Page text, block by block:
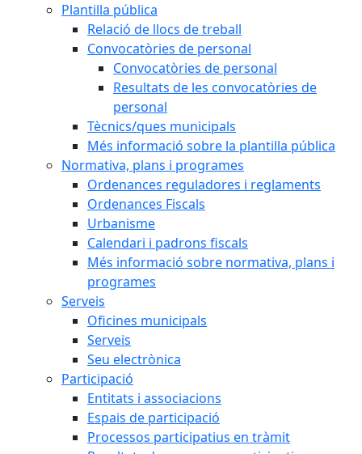
Plantilla pública
Relació de llocs de treball
Convocatòries de personal
Convocatòries de personal
Resultats de les convocatòries de
personal
Tècnics/ques municipals
Més informació sobre la plantilla pública
Normativa, plans i programes
Ordenances reguladores i reglaments
Ordenances Fiscals
Urbanisme
Calendari i padrons fiscals
Més informació sobre normativa, plans i
programes
Serveis
Oficines municipals
Serveis
Seu electrònica
Participació
Entitats i associacions
Espais de participació
Processos participatius en tràmit